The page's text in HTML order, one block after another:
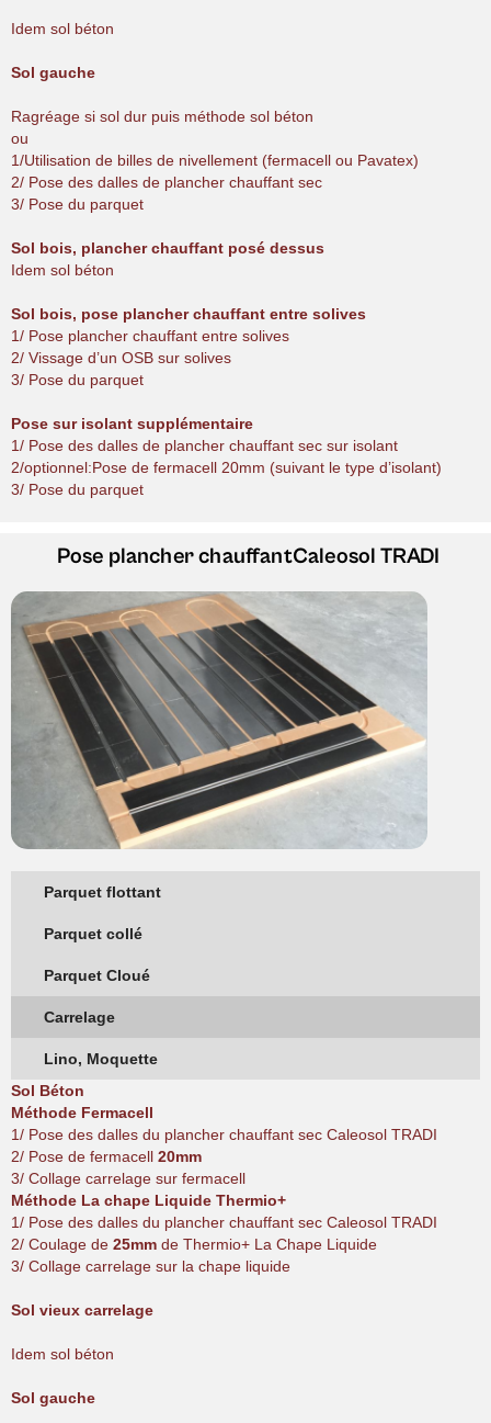
Idem sol béton
Sol gauche
Ragréage si sol dur puis méthode sol béton
ou
1/Utilisation de billes de nivellement (fermacell ou Pavatex)
2/ Pose des dalles de plancher chauffant sec
3/ Pose du parquet
Sol bois, plancher chauffant posé dessus
Idem sol béton
Sol bois, pose plancher chauffant entre solives
1/ Pose plancher chauffant entre solives
2/ Vissage d’un OSB sur solives
3/ Pose du parquet
Pose sur isolant supplémentaire
1/ Pose des dalles de plancher chauffant sec sur isolant
2/optionnel:Pose de fermacell 20mm (suivant le type d’isolant)
3/ Pose du parquet
Pose plancher chauffantCaleosol TRADI
Parquet flottant
Parquet collé
Parquet Cloué
Carrelage
Lino, Moquette
Sol Béton
Méthode Fermacell
1/ Pose des dalles du plancher chauffant sec Caleosol TRADI
2/ Pose de fermacell 20mm
3/ Collage carrelage sur fermacell
Méthode La chape Liquide Thermio+
1/ Pose des dalles du plancher chauffant sec Caleosol TRADI
2/ Coulage de 25mm de Thermio+ La Chape Liquide
3/ Collage carrelage sur la chape liquide
Sol vieux carrelage
Idem sol béton
Sol gauche